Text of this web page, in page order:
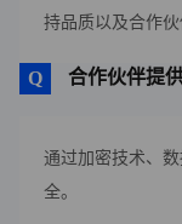
持品质以及合作伙
合作伙伴提
通过加密技术、
全。